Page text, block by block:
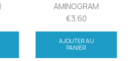
AMINOGRAM
€3,60
AJOUTER AU
PANIER